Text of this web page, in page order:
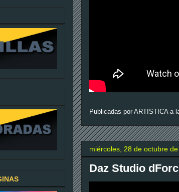
Publicadas por ARTISTICA a
miércoles, 28 de octubre
Daz Studio